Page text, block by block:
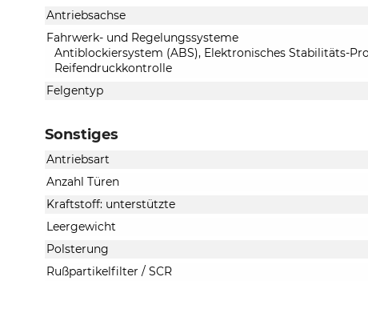
Antriebsachse
Fahrwerk- und Regelungssysteme
Antiblockiersystem (ABS), Elektronisches Stabilitäts-
Reifendruckkontrolle
Felgentyp
Sonstiges
Antriebsart
Anzahl Türen
Kraftstoff: unterstützte
Leergewicht
Polsterung
Rußpartikelfilter / SCR